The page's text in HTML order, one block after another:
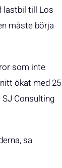
lastbil till Los
måste börja
som inte
ökat med 25
Consulting
sa